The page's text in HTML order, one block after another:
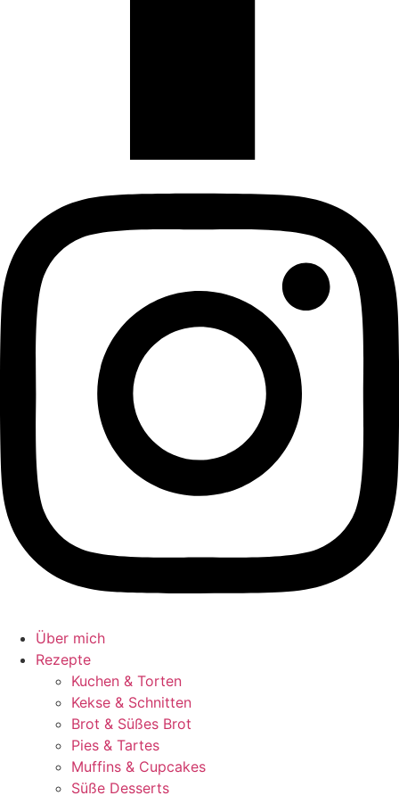
Über mich
Rezepte
Kuchen & Torten
Kekse & Schnitten
Brot & Süßes Brot
Pies & Tartes
Muffins & Cupcakes
Süße Desserts